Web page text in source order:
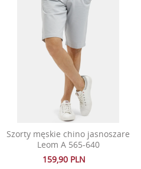
Szorty męskie chino jasnoszare
Leom A 565-640
159,90 PLN